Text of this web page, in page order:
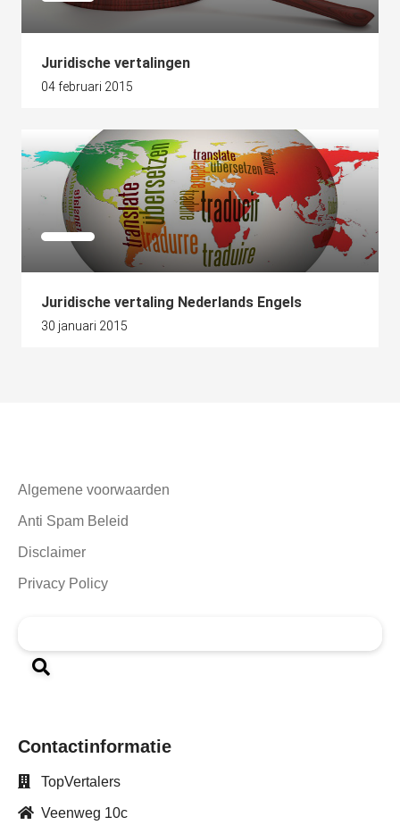
Juridische vertalingen
04 februari 2015
Juridische vertaling Nederlands Engels
30 januari 2015
Algemene voorwaarden
Anti Spam Beleid
Disclaimer
Privacy Policy
Contactinformatie
TopVertalers
Veenweg 10c